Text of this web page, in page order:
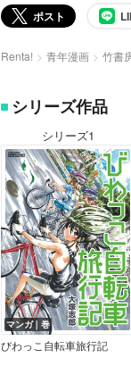
ポスト
Renta! 青年漫画 竹書
シリーズ作品
シリーズ1
マンガ｜巻
びわっこ自転車旅行記